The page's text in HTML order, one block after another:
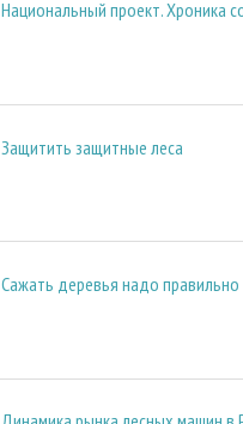
Национальный проект. Хроника
Защитить защитные леса
Сажать деревья надо правильно